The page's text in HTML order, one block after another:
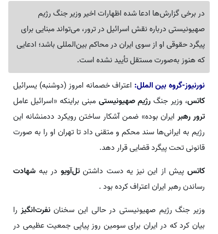
در برخی گزارش‌ها ادعا شده اظهارات اخیر وزیر جنگ رژیم
صهیونیستی درباره نقش اسرائیل در ترور، می‌تواند مبنایی برای
پیگرد حقوقی او از سوی ایران در محاکم بین‌المللی باشد؛ ادعایی
که هنوز به‌صورت مستقل تأیید نشده است.
نورنیوز-گروه بین الملل: اعتراف خصمانه امروز (دوشنبه) یسرائیل
کاتس، وزیر جنگرژیم صهیونیستی مبنی براینکه «اسرائیل عامل
ترور رهبرایران بوده» ضمن آشکار ساختن رویکرد ددمنشانه این
رژیم به ایرانی‌ها سند محکم و متقنی داد تا تهران او را به صورت
قانونی تحت پیگرد قضایی قرار دهد.
کاتس پیش از این نیز یه دست داشتنتل‌آویو در ببه شهادت
رساندن رهبر ایران اعتراف کرده بود .
وزیر جنگ رژیم صهیونیستی در حالی این سخناننفرت‌انگیز را
بیان کرد که در ایران برای سومین روز پیاپی جمعیت عظیمی در